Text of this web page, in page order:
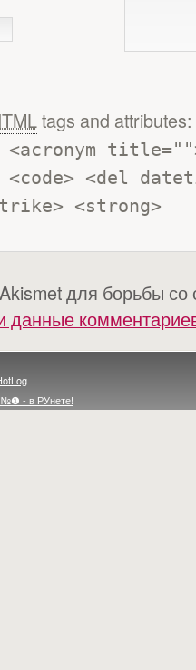
tags and attributes:
<del
<strong>
Akismet для борьбы
данные
- в РУнете!